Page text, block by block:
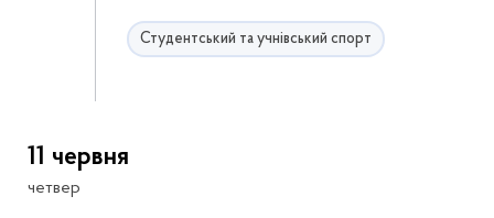
Студентський та учнівський спорт
11 червня
четвер